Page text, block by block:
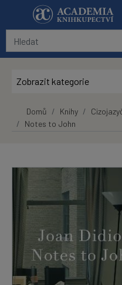
Přeskočit na hlavní obsah
Zobrazit kategorie
Domů Knihy
Notes to John